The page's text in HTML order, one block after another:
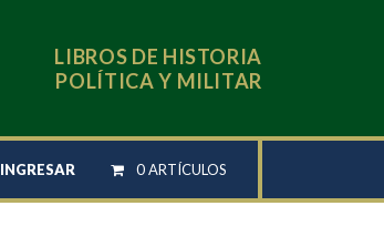
LIBROS DE HISTORIA
POLÍTICA Y MILITAR
INGRESAR 0 ARTÍCULOS